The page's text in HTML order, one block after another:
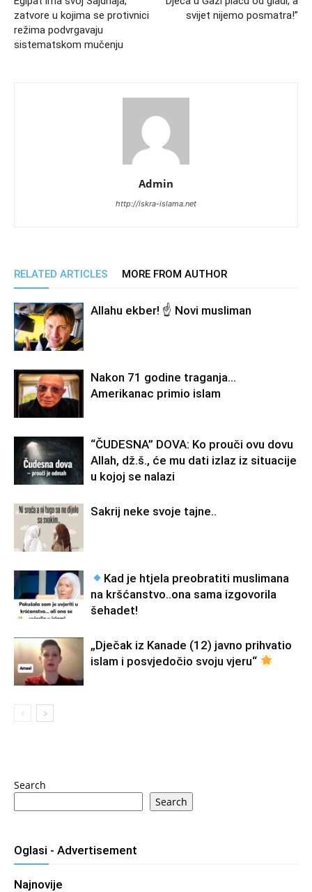
zatvore u kojima se protivnici
režima podvrgavaju
sistematskom mučenju
svijet nijemo posmatra!”
Admin
http://iskra-islama.net
RELATED ARTICLES MORE FROM AUTHOR
Allahu ekber! ☝️ Novi musliman
Nakon 71 godine traganja…
Amerikanac primio islam
“ČUDESNA” DOVA: Ko prouči ovu dovu
Allah, dž.š., će mu dati izlaz iz situacije
u kojoj se nalazi
Sakrij neke svoje tajne..
Kad je htjela preobratiti muslimana
na kršćanstvo..ona sama izgovorila
šehadet!
„Dječak iz Kanade (12) javno prihvatio
islam i posvjedočio svoju vjeru“
Search
Search
Oglasi - Advertisement
Najnovije